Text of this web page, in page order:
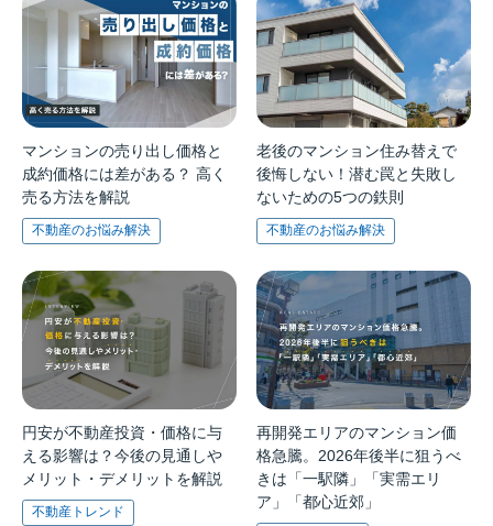
マンションの売り出し価格と
成約価格には差がある？ 高く
売る方法を解説
不動産のお悩み解決
老後のマンション住み替えで
後悔しない！潜む罠と失敗し
ないための5つの鉄則
不動産のお悩み解決
円安が不動産投資・価格に与
える影響は？今後の見通しや
メリット・デメリットを解説
不動産トレンド
再開発エリアのマンション価
格急騰。2026年後半に狙うべ
きは「一駅隣」「実需エリ
ア」「都心近郊」